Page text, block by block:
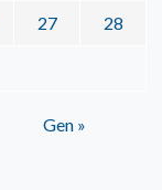
27 28
Gen »